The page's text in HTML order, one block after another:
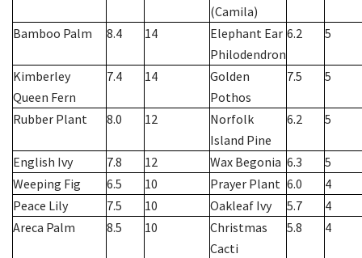
(Camila)
Bamboo Palm 8.4 14
Elephant Ear
Philodendron
6.2 5
Kimberley
Queen Fern
7.4 14
Golden
Pothos
7.5 5
Rubber Plant 8.0 12
Norfolk
Island Pine
6.2 5
English Ivy 7.8 12 Wax Begonia 6.3
5
Weeping Fig
6.5 10 Prayer Plant 6.0
4
Peace Lily
7.5 10 Oakleaf Ivy 5.7
4
Areca Palm
8.5 10
Christmas
Cacti
5.8 4